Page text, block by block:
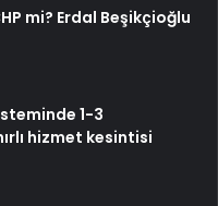
mi? Erdal Beşikçioğlu
1-3
hizmet kesintisi